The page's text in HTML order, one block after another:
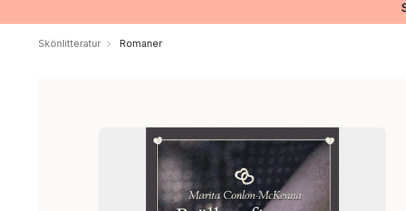
Skönlitteratur Romaner